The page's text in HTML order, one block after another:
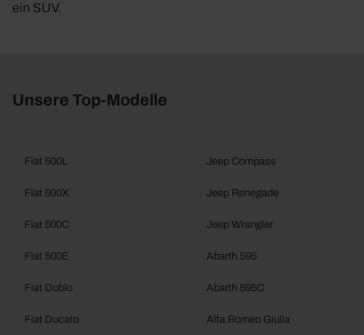
ein SUV.
Unsere Top-Modelle
Fiat 500L
Fiat 500X
Fiat 500C
Fiat 500E
Fiat Doblo
Fiat Ducato
Jeep Compass
Jeep Renegade
Jeep Wrangler
Abarth 595
Abarth 595C
Alfa Romeo Giulia